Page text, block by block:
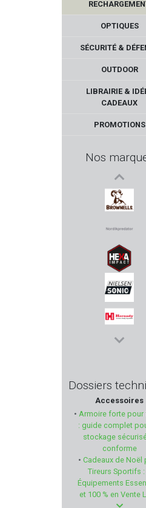
OPTIQUES
SÉCURITÉ &
OUTDOOR
LIBRAIRIE &
CADEAUX
PROMOTIONS
Nos
JSB MATCH
BROWNELLS
HEXA
NIELSEN
HORNADY
HIKMICRO
HAENEL
IMPALA
KITE
Dossiers
Accessoires
• Armoire forte pour
: guide complet
stockage
conforme
• Cadeaux de Noël
Tireurs Sportifs :
Équipements
et 100 % en Vente